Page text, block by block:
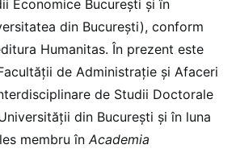
Economice București şi în
din Bucureşti), conform
Humanitas. În prezent este
de Administrație și Afaceri
de Studii Doctorale
din București și în luna
membru înAcademia